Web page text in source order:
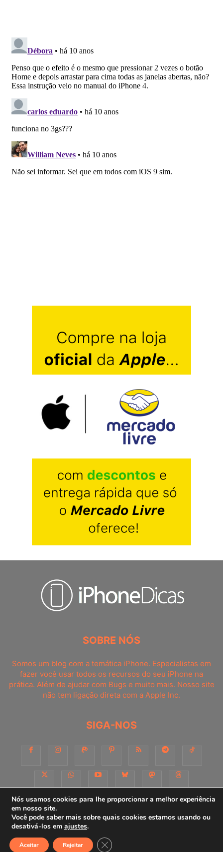
SOBRE NÓS
Somos um blog com a temática iPhone. Especialistas em
fazer você usar todos os recursos do seu iPhone na
prática. Além de ajudar com Bugs e muito mais. Nosso site
não tem ligação direta com a Apple Inc.
SIGA-NOS
Sobre Contato Apoie-nos!
© iPhoneDicas
Nós usamos cookies para lhe proporcionar a melhor experiência
em nosso site.
Você pode saber mais sobre quais cookies estamos usando ou
desativá-los em ajustes.
Aceitar Rejeitar Close GDPR Cookie Banner